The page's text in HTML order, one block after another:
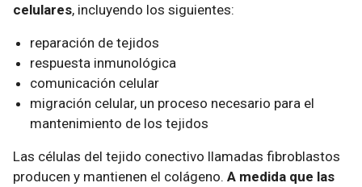
celulares, incluyendo los siguientes:
reparación de tejidos
respuesta inmunológica
comunicación celular
migración celular, un proceso necesario para el
mantenimiento de los tejidos
Las células del tejido conectivo llamadas fibroblastos
producen y mantienen el colágeno. A medida que las